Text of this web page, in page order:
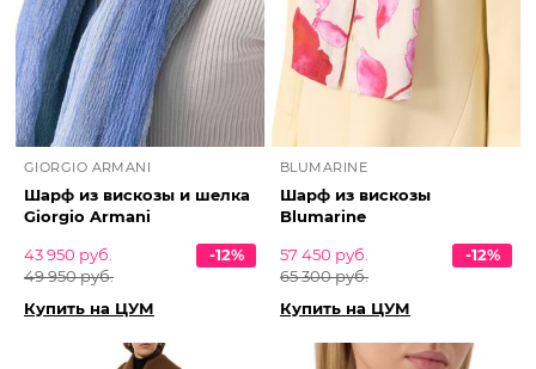
GIORGIO ARMANI
Шарф из вискозы и шелка
Giorgio Armani
43 950 руб.
49 950 руб.
-12%
Купить на ЦУМ
BLUMARINE
Шарф из вискозы
Blumarine
57 450 руб.
65 300 руб.
-12%
Купить на ЦУМ